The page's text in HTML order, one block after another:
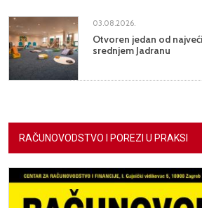
03.08.2026.
Otvoren jedan od
srednjem Jadranu
RAČUNOVODSTVO I POREZI U PRAKSI